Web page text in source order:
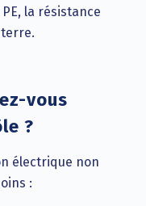
la résistance
vous
?
électrique non
: